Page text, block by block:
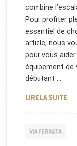
combine
Pour profiter
essentiel de
article, nous
pour vous
équipement de
débutant …
LIRE LA SUITE
VIA FERRATA